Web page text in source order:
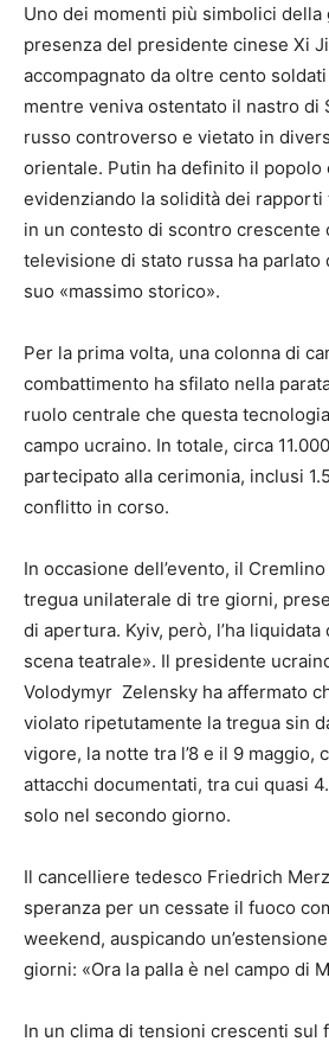
Uno dei momenti più simbolici della
presenza del presidente cinese Xi
accompagnato da oltre cento
mentre veniva ostentato il nastro di
russo controverso e vietato in
orientale. Putin ha definito il popolo
evidenziando la solidità dei rapporti
in un contesto di scontro crescente
televisione di stato russa ha parlato
suo «massimo storico».
Per la prima volta, una colonna di
combattimento ha sfilato nella
ruolo centrale che questa
campo ucraino. In totale, circa
partecipato alla cerimonia, inclusi
conflitto in corso.
In occasione dell’evento, il
tregua unilaterale di tre giorni,
di apertura. Kyiv, però, l’ha liquidata
scena teatrale». Il presidente
Volodymyr Zelensky ha affermato
violato ripetutamente la tregua sin
vigore, la notte tra l’8 e il 9 maggio,
attacchi documentati, tra cui quasi
solo nel secondo giorno.
Il cancelliere tedesco Friedrich
speranza per un cessate il fuoco
weekend, auspicando
giorni: «Ora la palla è nel campo di
In un clima di tensioni crescenti sul